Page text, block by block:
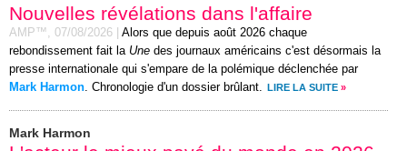
Nouvelles révélations dans l'affaire
AMP™, 07/08/2026
Alors que depuis août 2026 chaque
rebondissement fait la Une des journaux américains c'est désormais la
presse internationale qui s'empare de la polémique déclenchée par
Mark Harmon. Chronologie d'un dossier brûlant. LIRE LA SUITE »
Mark Harmon